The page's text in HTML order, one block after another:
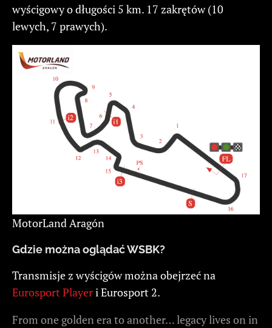
wyścigowy o długości 5 km. 17 zakrętów (10
lewych, 7 prawych).
MotorLand Aragón
Gdzie można oglądać WSBK?
Transmisje z wyścigów można obejrzeć na
Eurosport Playeri Eurosport 2.
From one golden era to another… legacy lives on in